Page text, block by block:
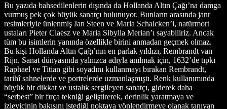
Bu yazıda bahsedilenlerin dışında da Hollanda Altın Çağı’na damga
vurmuş pek çok büyük sanatçı bulunuyor. Bunların arasında janr
resimleriyle ünlenmiş Jan Steen ve Maria Schalcken’i, natürmort
ustaları Pieter Claesz ve Maria Sibylla Merian’ı sayabiliriz. Ancak
tüm bu isimlerin yanında özellikle birini anmadan geçmek olmaz.
Bu kişi Hollanda Altın Çağı’nın en parlak yıldızı, Rembrandt van
Rijn. Sanat dünyasında yalnızca adıyla anılmak için, 1632’de tıpkı
Raphael ve Titian gibi soyadını kullanmayı bırakan Rembrandt,
tarihî sahnelerde ve portrelerde uzmanlaşmıştı. Renk kullanımında
büyük bir dikkat ve ustalık sergileyen sanatçı, giderek daha
“serbest” bir fırça tekniği geliştirerek, derinlik yaratmaya ve
izleyicinin bakışını istediği noktaya yönlendirmeye olanak tanıyan